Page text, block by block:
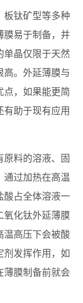
板钛矿型等多种
膜易于制备，并
单晶仅限于天然
高。外延薄膜与
点，如果能更简
助于现有应用
原料的溶液、固
通过加热在高温
酸占全体溶液一
氧化钛外延薄膜
温高压下会被酸
剂发挥作用，如
薄膜制备前就会